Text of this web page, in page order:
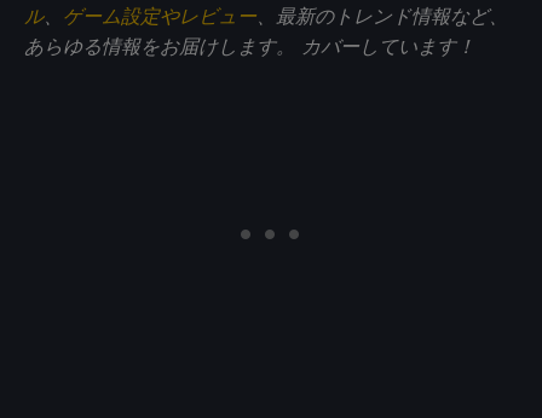
ル、 ゲーム設定やレビュー、最新のトレンド情報など、
あらゆる情報をお届けします。
カバーしています！